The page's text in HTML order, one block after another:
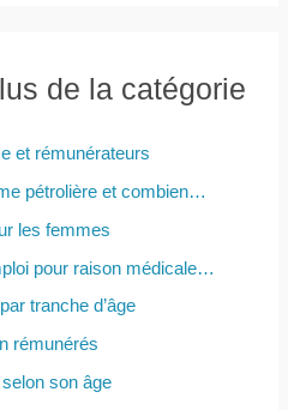
de la catégorie
et rémunérateurs
pétrolière et combien…
les femmes
pour raison médicale…
tranche d’âge
rémunérés
son âge